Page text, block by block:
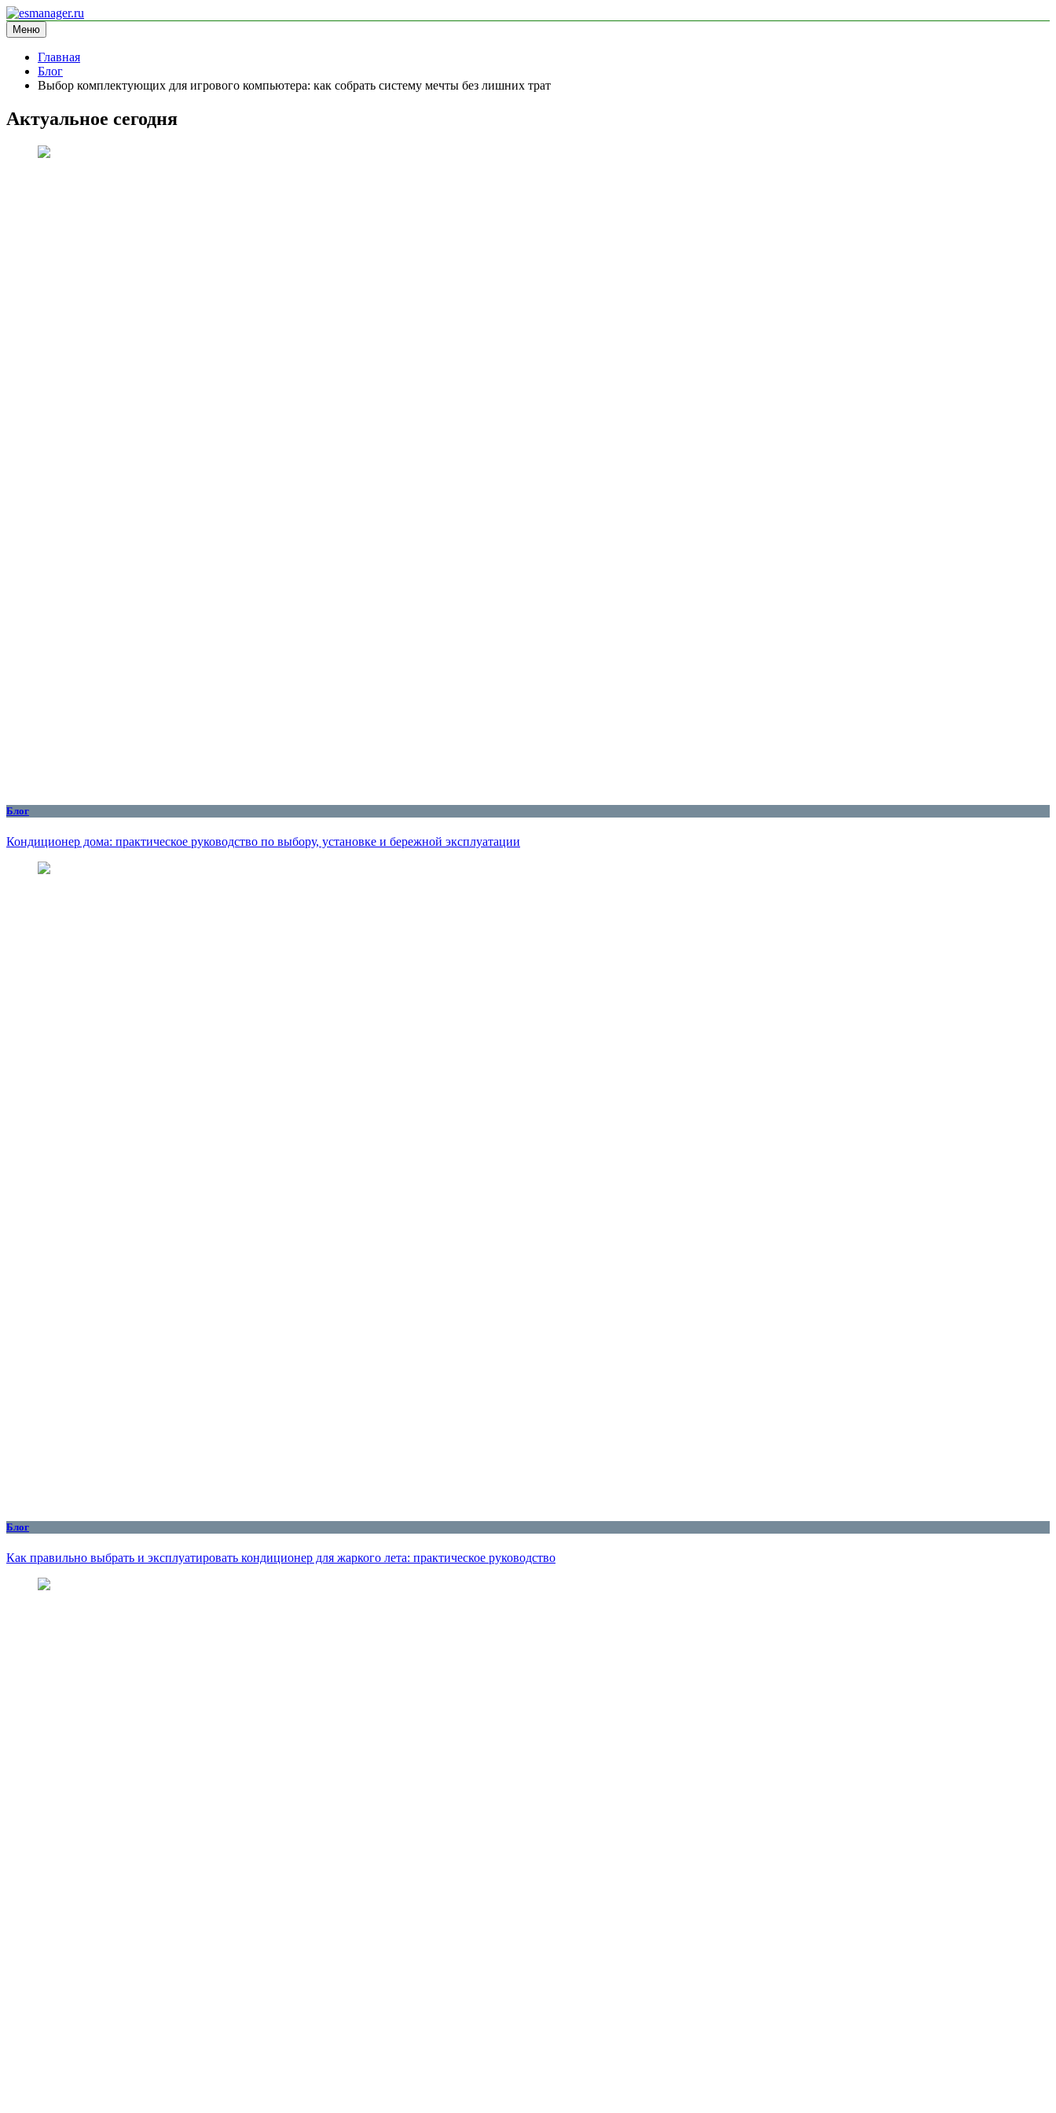
Перейти
к
содержимому
esmanager.ru
информационный сайт
Меню
Главная
Блог
Выбор комплектующих для игрового компьютера: как собрать систему мечты без лишних трат
Актуальное сегодня
Блог
Кондиционер дома: практическое руководство по выбору, установке и бережной эксплуатации
Блог
Как правильно выбрать и эксплуатировать кондиционер для жаркого лета: практическое руководство